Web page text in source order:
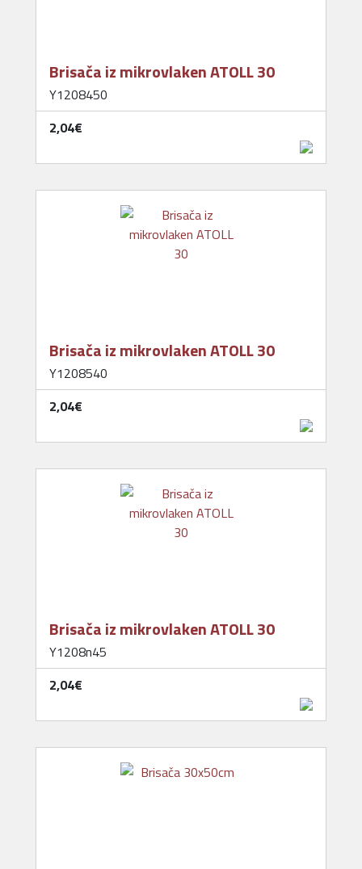
Brisača iz mikrovlaken ATOLL 30
Y1208450
2,04‎€
Brisača iz mikrovlaken ATOLL 30
Y1208540
2,04‎€
Brisača iz mikrovlaken ATOLL 30
Y1208n45
2,04‎€